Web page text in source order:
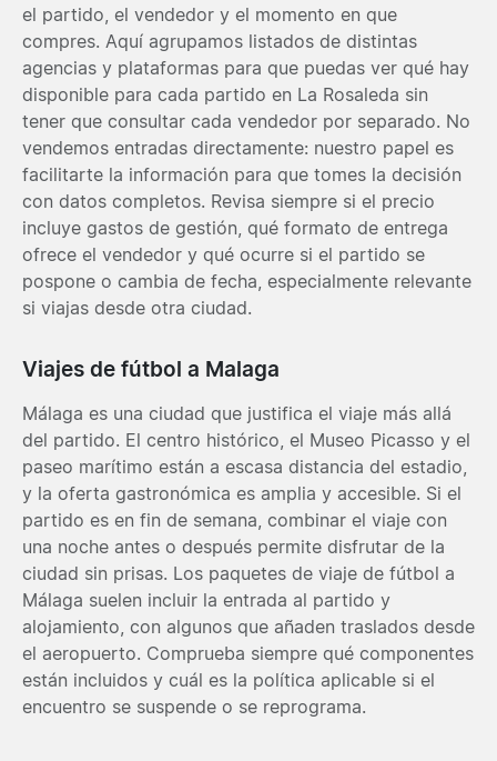
el partido, el vendedor y el momento en que
compres. Aquí agrupamos listados de distintas
agencias y plataformas para que puedas ver qué hay
disponible para cada partido en La Rosaleda sin
tener que consultar cada vendedor por separado. No
vendemos entradas directamente: nuestro papel es
facilitarte la información para que tomes la decisión
con datos completos. Revisa siempre si el precio
incluye gastos de gestión, qué formato de entrega
ofrece el vendedor y qué ocurre si el partido se
pospone o cambia de fecha, especialmente relevante
si viajas desde otra ciudad.
Viajes de fútbol a Malaga
Málaga es una ciudad que justifica el viaje más allá
del partido. El centro histórico, el Museo Picasso y el
paseo marítimo están a escasa distancia del estadio,
y la oferta gastronómica es amplia y accesible. Si el
partido es en fin de semana, combinar el viaje con
una noche antes o después permite disfrutar de la
ciudad sin prisas. Los paquetes de viaje de fútbol a
Málaga suelen incluir la entrada al partido y
alojamiento, con algunos que añaden traslados desde
el aeropuerto. Comprueba siempre qué componentes
están incluidos y cuál es la política aplicable si el
encuentro se suspende o se reprograma.